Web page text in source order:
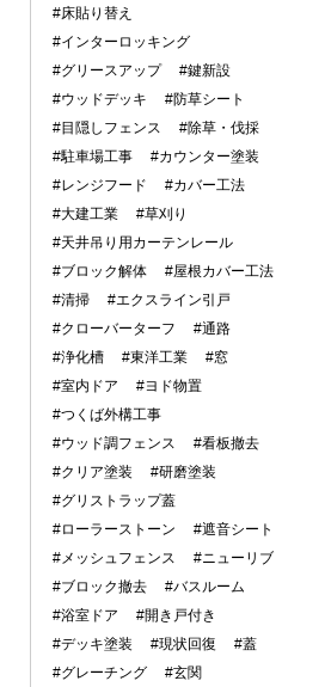
#床貼り替え
#インターロッキング
#グリースアップ
#鍵新設
#ウッドデッキ
#防草シート
#目隠しフェンス
#除草・伐採
#駐車場工事
#カウンター塗装
#レンジフード
#カバー工法
#大建工業
#草刈り
#天井吊り用カーテンレール
#ブロック解体
#屋根カバー工法
#清掃
#エクスライン引戸
#クローバーターフ
#通路
#浄化槽
#東洋工業
#窓
#室内ドア
#ヨド物置
#つくば外構工事
#ウッド調フェンス
#看板撤去
#クリア塗装
#研磨塗装
#グリストラップ蓋
#ローラーストーン
#遮音シート
#メッシュフェンス
#ニューリブ
#ブロック撤去
#バスルーム
#浴室ドア
#開き戸付き
#デッキ塗装
#現状回復
#蓋
#グレーチング
#玄関